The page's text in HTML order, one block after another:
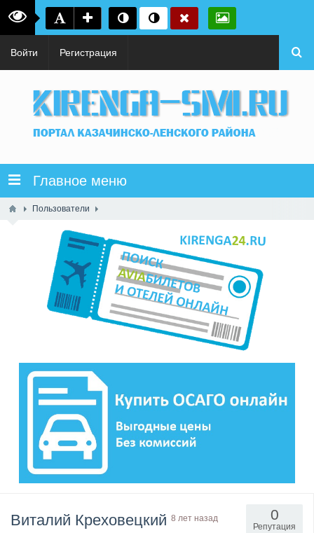
Войти Регистрация
Главное меню
Пользователи
Виталий Креховецкий 8 лет назад 0
Репутация